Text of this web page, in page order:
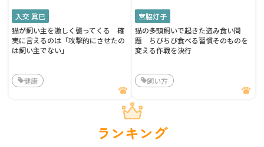
入交 眞巳
猫が飼い主を激しく襲ってくる 確
実に言えるのは「攻撃的にさせたの
は飼い主でない」
健康
宮脇灯子
猫の多頭飼いで起きた盗み食い問
題 ちびちび食べる習慣そのものを
変える作戦を決行
飼い方
ランキング